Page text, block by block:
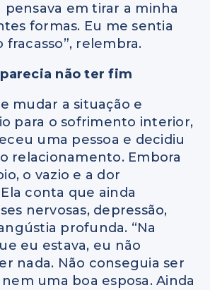
pensava em tirar a minha
formas. Eu me sentia
fracasso”, relembra.
não ter fim
mudar a situação e
para o sofrimento interior,
uma pessoa e decidiu
relacionamento. Embora
o vazio e a dor
conta que ainda
nervosas, depressão,
profunda. “Na
eu estava, eu não
nada. Não conseguia ser
uma boa esposa. Ainda